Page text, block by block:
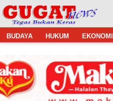
BUDAYA HUKUM EKONOMI